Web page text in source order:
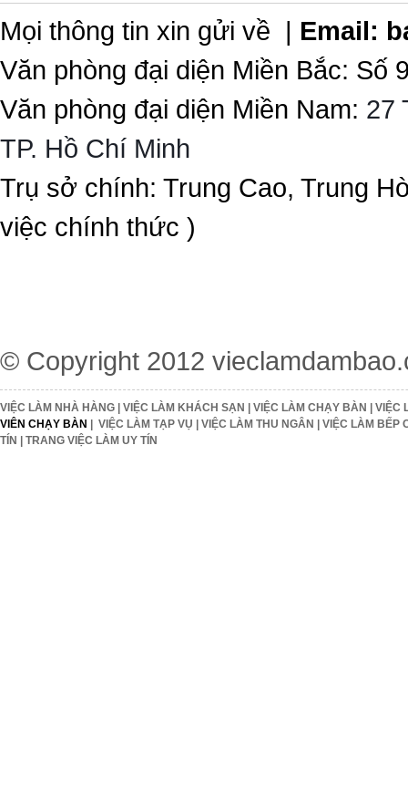
Mọi thông tin xin gửi về | Email:
Văn phòng đại diện Miền Bắc:
Văn phòng đại diện Miền Nam: 27
TP. Hồ Chí Minh
Trụ sở chính: Trung Cao, Trung
việc chính thức )
© Copyright 2012
VIỆC LÀM NHÀ HÀNG | VIỆC LÀM KHÁCH SẠN | VIỆC LÀM CHẠY BÀN | VIỆC
VIÊN CHẠY BÀN | VIỆC LÀM TẠP VỤ | VIỆC LÀM THU NGÂN | VIỆC LÀM BẾP
TÍN | TRANG VIỆC LÀM UY TÍN